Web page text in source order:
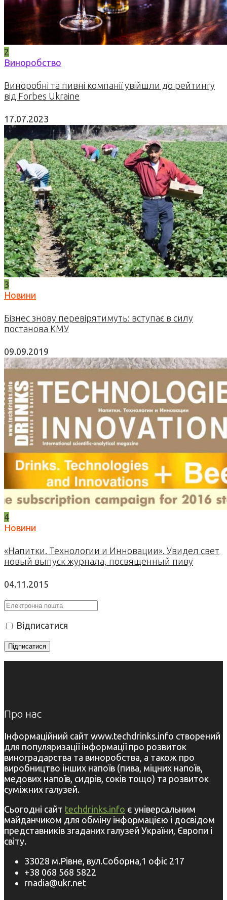
2
Виноробство
Виноробні та пивні компанії увійшли до рейтингу
від Forbes Ukraine
17.07.2023
3
Новини
Бізнес знову перевірятимуть: вступає в силу
постанова КМУ
09.09.2019
4
Новини
«Напитки. Технологии и Инновации». Увидел свет
новый выпуск журнала, посвященный пиву
04.11.2015
Відписатися
Про нас
Інформаційний сайт www.techdrinks.info створений
для популяризації інформації про розвиток
виноградарства та виноробства, а також про
виробництво інших напоїв (пива, міцних напоїв,
медових напоїв, сидрів, соків тощо) та розвиток
суміжних галузей.
Сьогодні сайт techdrinks.info є універсальним
майданчиком для обміну інформацією і досвідом
представників згаданих галузей України, Європи і
світу.
33028 м.Рівне, вул.Соборна,1 офіс 217
+38 068 568 5822
rnadia@ukr.net